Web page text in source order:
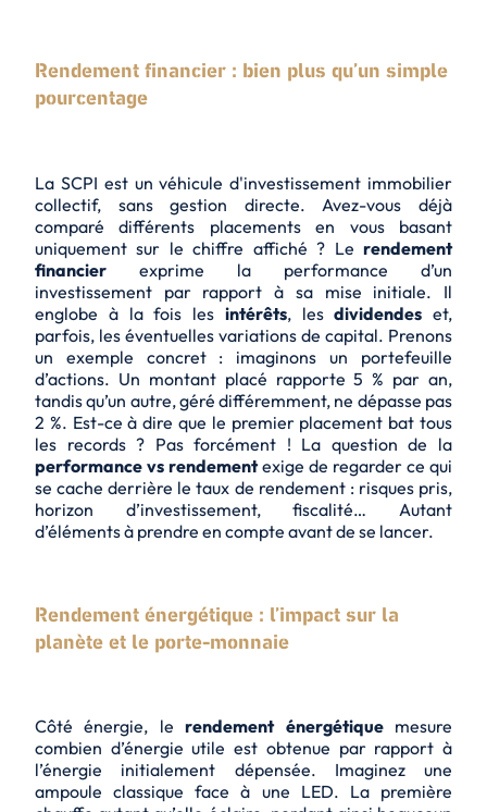
Rendement financier : bien plus qu’un simple
pourcentage
La SCPI est un véhicule d'investissement immobilier
collectif, sans gestion directe. Avez-vous déjà
comparé différents placements en vous basant
uniquement sur le chiffre affiché ? Le rendement
financier exprime la performance d’un
investissement par rapport à sa mise initiale. Il
englobe à la fois les intérêts, lesdividendes et,
parfois, les éventuelles variations de capital. Prenons
un exemple concret : imaginons un portefeuille
d’actions. Un montant placé rapporte 5 % par an,
tandis qu’un autre, géré différemment, ne dépasse pas
2 %. Est-ce à dire que le premier placement bat tous
les records ? Pas forcément ! La question de la
performance vs rendementexige de regarder ce qui
se cache derrière le taux de rendement : risques pris,
horizon d’investissement, fiscalité… Autant
d’éléments à prendre en compte avant de se lancer.
Rendement énergétique : l’impact sur la
planète et le porte-monnaie
Côté énergie, lerendement énergétiquemesure
combien d’énergie utile est obtenue par rapport à
l’énergie initialement dépensée. Imaginez une
ampoule classique face à une LED. La première